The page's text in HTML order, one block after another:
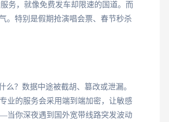
务，就像免费发车却限速的国道。而
。特别是假期抢演唱会票、春节秒杀
么？数据中途被截胡、篡改或泄漏。
业的服务会采用端到端加密，让敏感
当你深夜遇到国外宽带线路突发波动